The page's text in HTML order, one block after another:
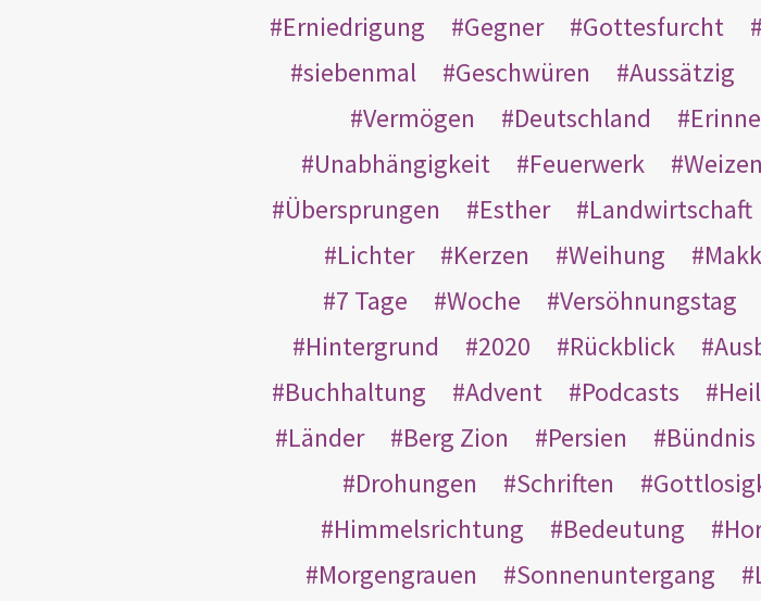
Erniedrigung
Gegner Gottesfurcht
siebenmal
Geschwüren Aussätzig
Vermögen
Deutschland
Unabhängigkeit
Feuerwerk Weizen
Übersprungen
Esther Landwirtschaft
Lichter
Kerzen Weihung
7 Tage
Woche Versöhnungstag
Hintergrund
2020 Rückblick
Buchhaltung
Advent Podcasts
Länder
Berg Zion Persien Bündnis
Drohungen
Schriften
Himmelsrichtung
Bedeutung
Morgengrauen
Sonnenuntergang